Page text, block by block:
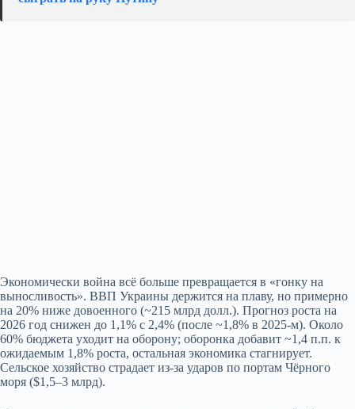
Экономически война всё больше превращается в «гонку на
выносливость». ВВП Украины держится на плаву, но примерно
на 20% ниже довоенного (~215 млрд долл.). Прогноз роста на
2026 год снижен до 1,1% с 2,4% (после ~1,8% в 2025‑м). Около
60% бюджета уходит на оборону; оборонка добавит ~1,4 п.п. к
ожидаемым 1,8% роста, остальная экономика стагнирует.
Сельское хозяйство страдает из‑за ударов по портам Чёрного
моря ($1,5–3 млрд).